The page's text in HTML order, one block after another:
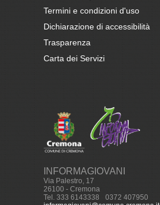
Termini e condizioni d'uso
Dichiarazione di accessibilità
Trasparenza
Carta dei Servizi
INFORMAGIOVANI
Via Palestro, 17
26100 - Cremona
Tel. 333 6143338
0372 407950